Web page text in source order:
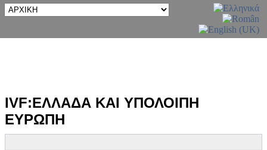
IVF:ΕΛΛΑΔΑ ΚΑΙ ΥΠΟΛΟΙΠΗ
ΕΥΡΩΠΗ